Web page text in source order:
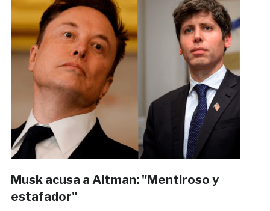
Musk acusa a Altman: "Mentiroso y
estafador"